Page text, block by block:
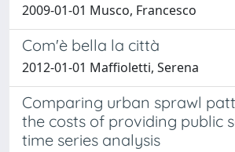
2009-01-01 Musco, Francesco
Com'è bella la città
2012-01-01 Maffioletti, Serena
Comparing urban sprawl
the costs of providing public
time series analysis